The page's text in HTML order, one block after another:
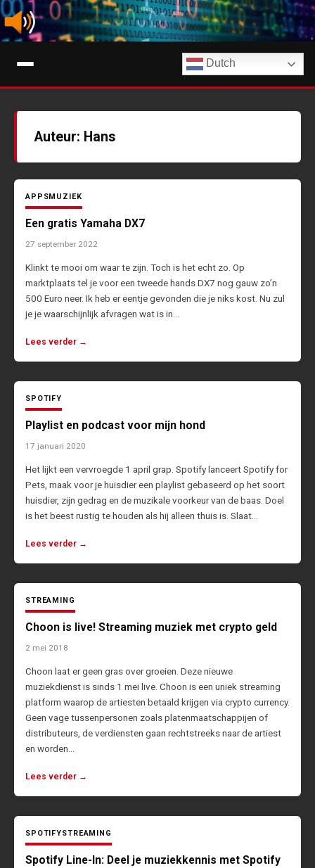
naar
de
inhoudTips, nieuws en info over streaming muziekdiensten en AI-muziek
Dutch
Auteur: Hans
APPSMUZIEK
Een gratis Yamaha DX7
27 september 2022
Klinkt te mooi om waar te zijn. Toch is het echt zo. Op
marktplaats tel je voor een tweede hands DX7 nog gauw zo’n
500 Euro neer. Ik heb er eentje gevonden die je niks kost. Nu zul
je je waarschijnlijk afvragen wat is in…
Lees verder →
SPOTIFY
Playlist en podcast voor mijn hond
17 januari 2020
Het lijkt een vervroegde 1 april grap. Spotify lanceert Spotify for
Pets, maak voor je huisdier een playlist gebaseerd op het soort
huisdier, zijn gedrag en de muzikale voorkeur van de baas. Doel
is het beest rustig te houden als hij alleen thuis is. Slaat…
Lees verder →
STREAMING
Choon is live! Streaming muziek met crypto geld
2 mei 2018
Choon laat er geen gras over groeien. Deze nieuwe
muziekdienst is sinds 1 mei live. Choon is een uniek streaming
platform waarop de artiesten betaald krijgen via crypto currency.
Geen vage tussenpersonen zoals platenmaatschappijen of
distributeurs, de verdiensten gaan rechtstreeks naar de artiest
en worden…
Lees verder →
SPOTIFYSTREAMING
Spotify Line-In: Deel je muziekkennis met Spotify